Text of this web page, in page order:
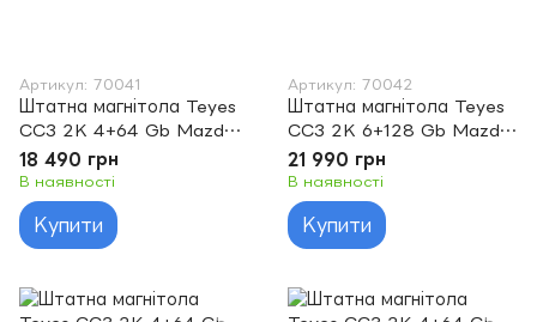
Артикул: 70041
Штатна магнітола Teyes
CC3 2K 4+64 Gb Mazda
2 DE 2007-2014 9"
18 490 грн
В наявності
Купити
Артикул: 70042
Штатна магнітола Teyes
CC3 2K 6+128 Gb Mazda
2 DE 2007-2014 9"
21 990 грн
В наявності
Купити